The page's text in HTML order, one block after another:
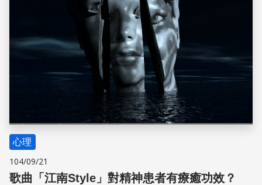
心理
104/09/21
歌曲「江南Style」對精神患者有療癒功效？